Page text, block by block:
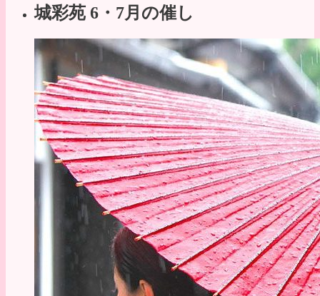
城彩苑 6・7月の催し